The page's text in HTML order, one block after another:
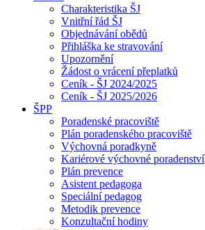
Charakteristika ŠJ
Vnitřní řád ŠJ
Objednávání obědů
Přihláška ke stravování
Upozornění
Žádost o vrácení přeplatků
Ceník - ŠJ 2024/2025
Ceník - ŠJ 2025/2026
ŠPP
Poradenské pracoviště
Plán poradenského pracoviště
Výchovná poradkyně
Kariérové výchovné poradenství
Plán prevence
Asistent pedagoga
Speciální pedagog
Metodik prevence
Konzultační hodiny